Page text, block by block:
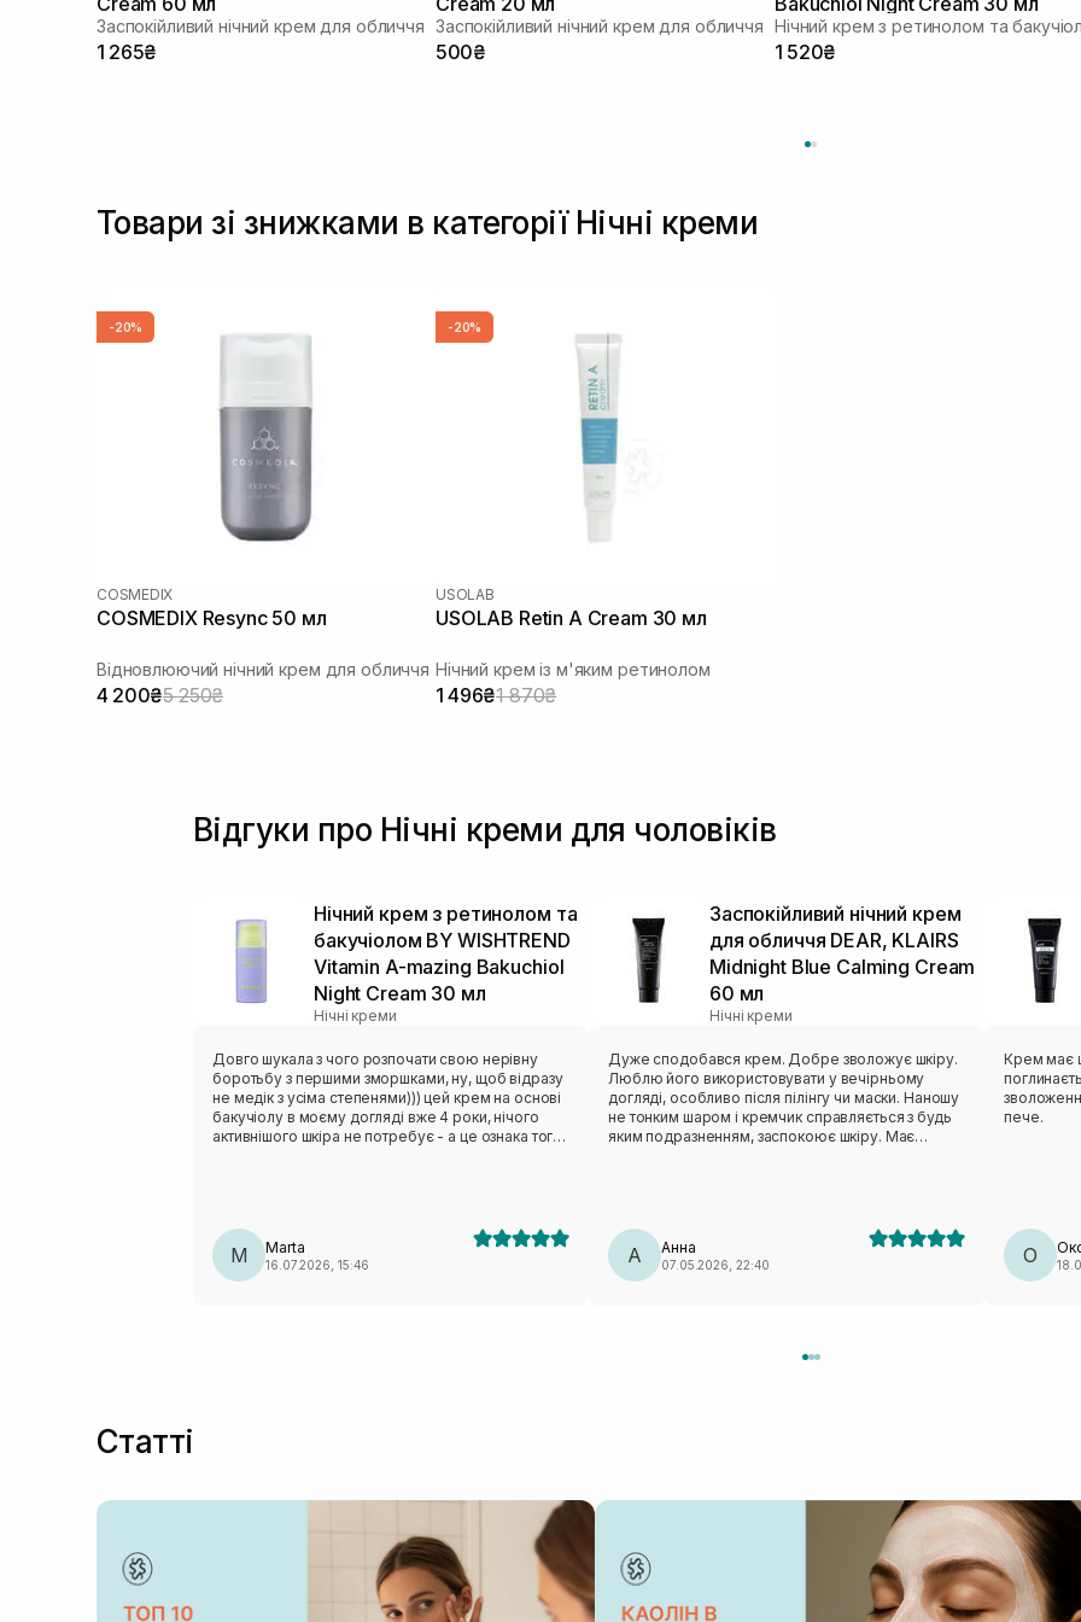
Заспокійливий нічний крем для обличчя
1 265₴
Заспокійливий нічний крем для обличчя
500₴
Нічний крем з ретинолом та
1 520₴
Товари зі знижками в категорії Нічні креми
-20%
COSMEDIX
COSMEDIX Resync 50 мл
Відновлюючий нічний крем для обличчя
4 200₴5 250₴
-20%
USOLAB
USOLAB Retin A Cream 30 мл
Нічний крем із м'яким ретинолом
1 496₴1 870₴
Відгуки про Нічні креми для чоловіків
Нічний крем з ретинолом та
бакучіолом BY WISHTREND
Vitamin A-mazing Bakuchiol
Night Cream 30 мл
Нічні креми
Довго шукала з чого розпочати свою нерівну
боротьбу з першими зморшками, ну, щоб відразу
не медік з усіма степенями))) цей крем на основі
бакучіолу в моєму догляді вже 4 роки, нічого
активнішого шкіра не потребує - а це ознака того,
M Marta
16.07.2026, 15:46
Заспокійливий нічний крем
для обличчя DEAR, KLAIRS
Midnight Blue Calming Cream
60 мл
Нічні креми
Дуже сподобався крем. Добре зволожує шкіру.
Люблю його використовувати у вечірньому
догляді, особливо після пілінгу чи маски. Наношу
не тонким шаром і кремчик справляється з будь
яким подразненням, заспокоює шкіру. Має
А Анна
07.05.2026, 22:40
Крем має
пече.
О
Статті